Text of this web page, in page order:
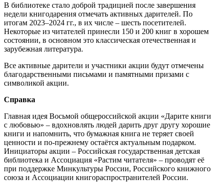
В библиотеке стало доброй традицией после завершения
недели книгодарения отмечать активных дарителей. По
итогам 2023–2024 гг., в их числе – шесть посетителей.
Некоторые из читателей принесли 150 и 200 книг в хорошем
состоянии, в основном это классическая отечественная и
зарубежная литература.
Все активные дарители и участники акции будут отмечены
благодарственными письмами и памятными призами с
символикой акции.
Справка
Главная идея Восьмой общероссийской акции «Дарите книги
с любовью» – вдохновлять людей дарить друг другу хорошие
книги и напомнить, что бумажная книга не теряет своей
ценности и по-прежнему остаётся актуальным подарком.
Инициаторы акции – Российская государственная детская
библиотека и Ассоциация «Растим читателя» – проводят её
при поддержке Минкультуры России, Российского книжного
союза и Ассоциации книгораспространителей России.